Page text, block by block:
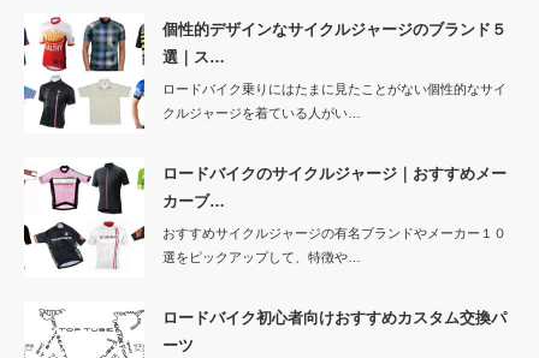
個性的デザインなサイクルジャージのブランド５
選｜ス…
ロードバイク乗りにはたまに見たことがない個性的なサイ
クルジャージを着ている人がい…
ロードバイクのサイクルジャージ｜おすすめメー
カーブ…
おすすめサイクルジャージの有名ブランドやメーカー１０
選をピックアップして、特徴や…
ロードバイク初心者向けおすすめカスタム交換パ
ーツ